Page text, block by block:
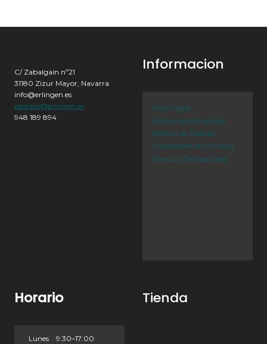
C/ Zabalgain nº21
31180 Zizur Mayor, Navarra
info@erlingen.es
pedidos@erlingen.es
948 189 894
Informacion
Aviso Legal
Política de Privacidad
Política de Cookies
Condiciones de Compra
Envíos y Devoluciones
Horario
Lunes 9:30–17:00
Tienda